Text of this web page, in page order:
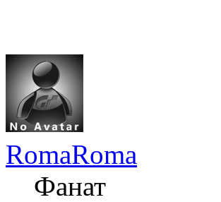
RomaRoma
Фанат